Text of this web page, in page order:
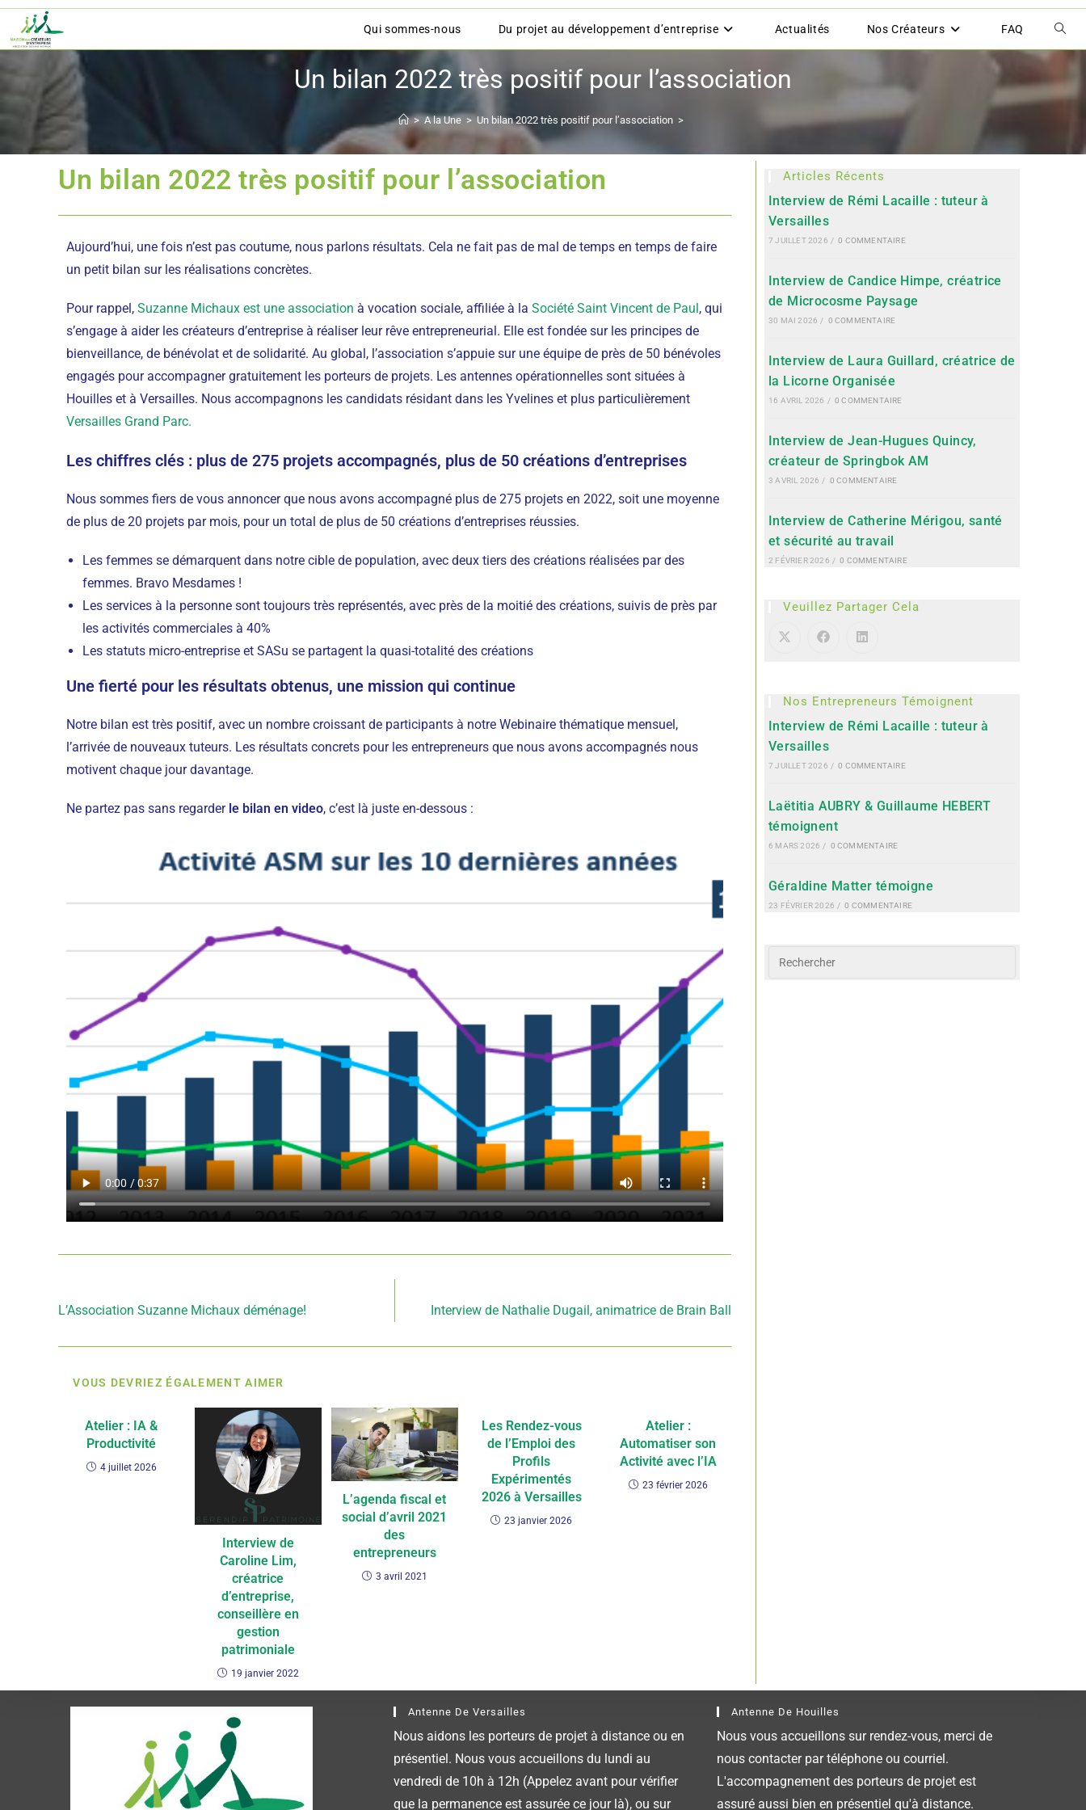
Qui sommes-nous Du projet au développement d’entreprise Actualités Nos Créateurs FAQ
Un bilan 2022 très positif pour l’association
> A la Une > Un bilan 2022 très positif pour l’association >
Un bilan 2022 très positif pour l’association
Aujourd’hui, une fois n’est pas coutume, nous parlons résultats. Cela ne fait pas de mal de temps en temps de faire
un petit bilan sur les réalisations concrètes.
Pour rappel, Suzanne Michaux est une association à vocation sociale, affiliée à la Société Saint Vincent de Paul, qui
s’engage à aider les créateurs d’entreprise à réaliser leur rêve entrepreneurial. Elle est fondée sur les principes de
bienveillance, de bénévolat et de solidarité. Au global, l’association s’appuie sur une équipe de près de 50 bénévoles
engagés pour accompagner gratuitement les porteurs de projets. Les antennes opérationnelles sont situées à
Houilles et à Versailles. Nous accompagnons les candidats résidant dans les Yvelines et plus particulièrement
Versailles Grand Parc.
Les chiffres clés : plus de 275 projets accompagnés, plus de 50 créations d’entreprises
Nous sommes fiers de vous annoncer que nous avons accompagné plus de 275 projets en 2022, soit une moyenne
de plus de 20 projets par mois, pour un total de plus de 50 créations d’entreprises réussies.
Les femmes se démarquent dans notre cible de population, avec deux tiers des créations réalisées par des
femmes. Bravo Mesdames !
Les services à la personne sont toujours très représentés, avec près de la moitié des créations, suivis de près par
les activités commerciales à 40%
Les statuts micro-entreprise et SASu se partagent la quasi-totalité des créations
Une fierté pour les résultats obtenus, une mission qui continue
Notre bilan est très positif, avec un nombre croissant de participants à notre Webinaire thématique mensuel,
l’arrivée de nouveaux tuteurs. Les résultats concrets pour les entrepreneurs que nous avons accompagnés nous
motivent chaque jour davantage.
Ne partez pas sans regarder le bilan en video, c’est là juste en-dessous :
L’Association Suzanne Michaux déménage!
Interview de Nathalie Dugail, animatrice de Brain Ball
VOUS DEVRIEZ ÉGALEMENT AIMER
Atelier : IA &
Productivité
4 juillet 2026
Interview de
Caroline Lim,
créatrice
d’entreprise,
conseillère en
gestion
patrimoniale
19 janvier 2022
L’agenda fiscal et
social d’avril 2021
des
entrepreneurs
3 avril 2021
Les Rendez-vous
de l’Emploi des
Profils
Expérimentés
2026 à Versailles
23 janvier 2026
Atelier :
Automatiser son
Activité avec l’IA
23 février 2026
Articles Récents
Interview de Rémi Lacaille : tuteur à
Versailles
7 JUILLET 2026 / 0 COMMENTAIRE
Interview de Candice Himpe, créatrice
de Microcosme Paysage
30 MAI 2026 / 0 COMMENTAIRE
Interview de Laura Guillard, créatrice de
la Licorne Organisée
16 AVRIL 2026 / 0 COMMENTAIRE
Interview de Jean-Hugues Quincy,
créateur de Springbok AM
3 AVRIL 2026 / 0 COMMENTAIRE
Interview de Catherine Mérigou, santé
et sécurité au travail
2 FÉVRIER 2026 / 0 COMMENTAIRE
Veuillez Partager Cela
Nos Entrepreneurs Témoignent
Interview de Rémi Lacaille : tuteur à
Versailles
7 JUILLET 2026 / 0 COMMENTAIRE
Laëtitia AUBRY & Guillaume HEBERT
témoignent
6 MARS 2026 / 0 COMMENTAIRE
Géraldine Matter témoigne
23 FÉVRIER 2026 / 0 COMMENTAIRE
Antenne De Versailles
Nous aidons les porteurs de projet à distance ou en
présentiel. Nous vous accueillons du lundi au
vendredi de 10h à 12h (Appelez avant pour vérifier
que la permanence est assurée ce jour là), ou sur
Antenne De Houilles
Nous vous accueillons sur rendez-vous, merci de
nous contacter par téléphone ou courriel.
L'accompagnement des porteurs de projet est
assuré aussi bien en présentiel qu'à distance.